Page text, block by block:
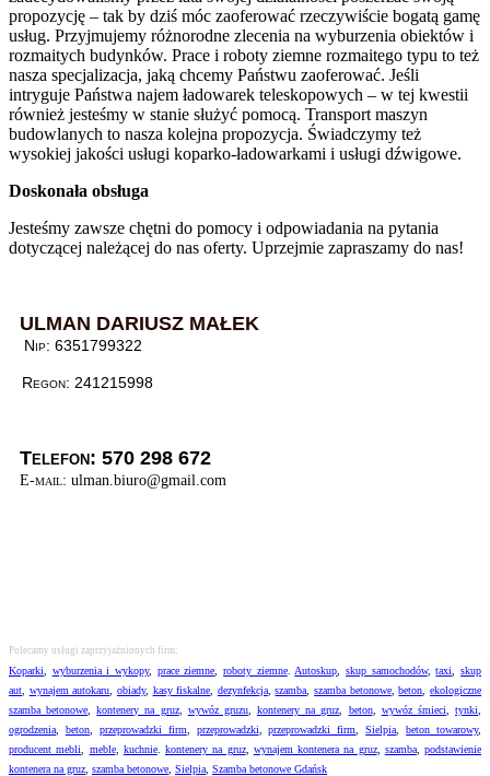
propozycję – tak by dziś móc zaoferować rzeczywiście bogatą gamę
usług. Przyjmujemy różnorodne zlecenia na wyburzenia obiektów i
rozmaitych budynków. Prace i roboty ziemne rozmaitego typu to też
nasza specjalizacja, jaką chcemy Państwu zaoferować. Jeśli
intryguje Państwa najem ładowarek teleskopowych – w tej kwestii
również jesteśmy w stanie służyć pomocą. Transport maszyn
budowlanych to nasza kolejna propozycja. Świadczymy też
wysokiej jakości usługi koparko-ładowarkami i usługi dźwigowe.
Doskonała obsługa
Jesteśmy zawsze chętni do pomocy i odpowiadania na pytania
dotyczącej należącej do nas oferty. Uprzejmie zapraszamy do nas!
ULMAN DARIUSZ MAŁEK
Nip: 6351799322
Regon: 241215998
Telefon: 570 298 672
E-mail: ulman.biuro@gmail.com
Polecamy usługi zaprzyjażnionych firm:
Koparki wyburzenia i wykopy, prace ziemne ,roboty ziemne. Autoskup ,skup samochodów,taxi ,skup
aut
wynajem autokaru obiady, kasy fiskalne dezynfekcja,szamba ,szamba betonowe,beton ,ekologiczne
szamba betonowe ,kontenery na gruz, wywóz gruzu,kontenery na gruz beton, wywóz śmieci ,tynki
ogrodzenia
beton, przeprowadzki firm przeprowadzki ,przeprowadzki firm ,Sielpia ,beton towarowy,
producent mebli
meble, kuchnie. kontenery na gruz, wynajem kontenera na gruz, szamba, podstawienie
kontenera na gruz szamba betonowe Sielpia Szamba betonowe Gdańsk